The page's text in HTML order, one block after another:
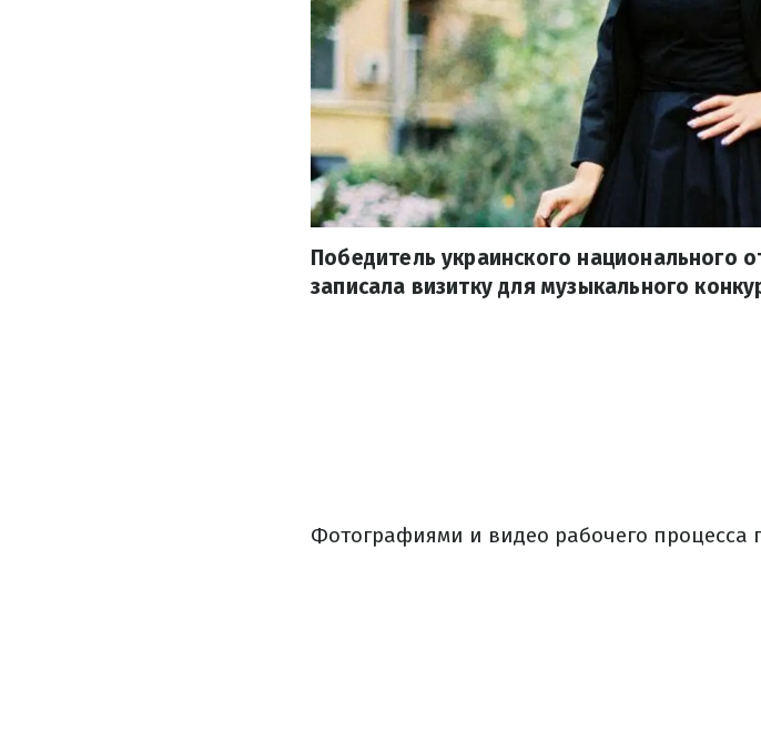
Победитель украинского национального
записала визитку для музыкального
Фотографиями и видео рабочего процесса